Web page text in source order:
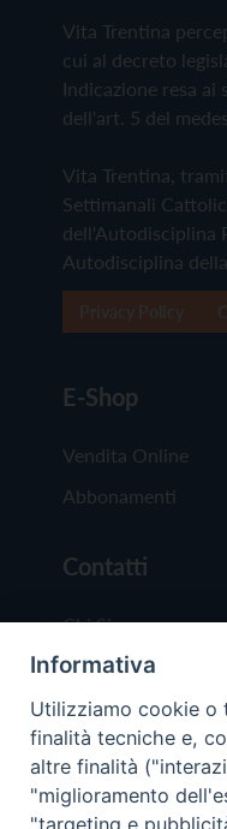
Vita Trentina
cui al decreto
Indicazione resa ai
dell'art. 5 del
Vita Trentina,
Settimanali
dell'Autodisciplina
Autodisciplina
E-Shop
Vendita Online
Abbonamenti
Contatti
Chi Siamo
Redazione
Scrivici
Informativa
Utilizziamo cookie o
finalità tecniche e,
altre finalità
"miglioramento